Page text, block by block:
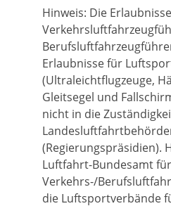
Hinweis: Die
Erlaubnisse für
(Ultraleichtflugzeuge,
Gleitsegel und
nicht in die
(Regierungspräsidien).
Luftfahrt-Bundesamt
Verkehrs-/
die Luftsportverbände